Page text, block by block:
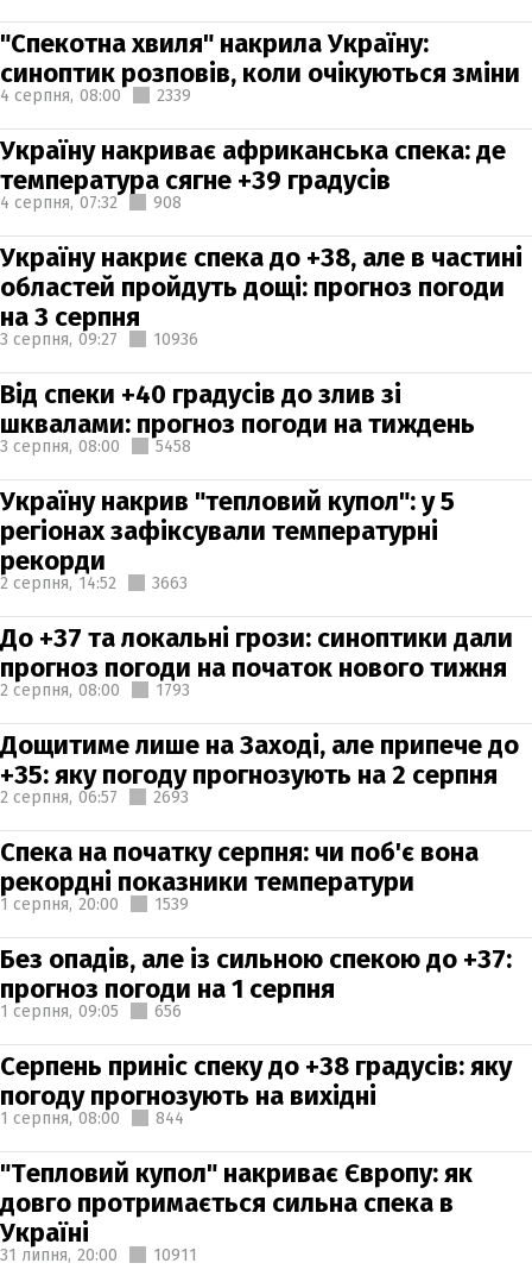
"Спекотна хвиля" накрила Україну:
синоптик розповів, коли очікуються зміни
4 серпня, 08:00 2339
Україну накриває африканська спека: де
температура сягне +39 градусів
4 серпня, 07:32 908
Україну накриє спека до +38, але в частині
областей пройдуть дощі: прогноз погоди
на 3 серпня
3 серпня, 09:27 10936
Від спеки +40 градусів до злив зі
шквалами: прогноз погоди на тиждень
3 серпня, 08:00 5458
Україну накрив "тепловий купол": у 5
регіонах зафіксували температурні
рекорди
2 серпня, 14:52 3663
До +37 та локальні грози: синоптики дали
прогноз погоди на початок нового тижня
2 серпня, 08:00 1793
Дощитиме лише на Заході, але припече до
+35: яку погоду прогнозують на 2 серпня
2 серпня, 06:57 2693
Спека на початку серпня: чи поб'є вона
рекордні показники температури
1 серпня, 20:00 1539
Без опадів, але із сильною спекою до +37:
прогноз погоди на 1 серпня
1 серпня, 09:05 656
Серпень приніс спеку до +38 градусів: яку
погоду прогнозують на вихідні
1 серпня, 08:00 844
"Тепловий купол" накриває Європу: як
довго протримається сильна спека в
Україні
31 липня, 20:00 10911